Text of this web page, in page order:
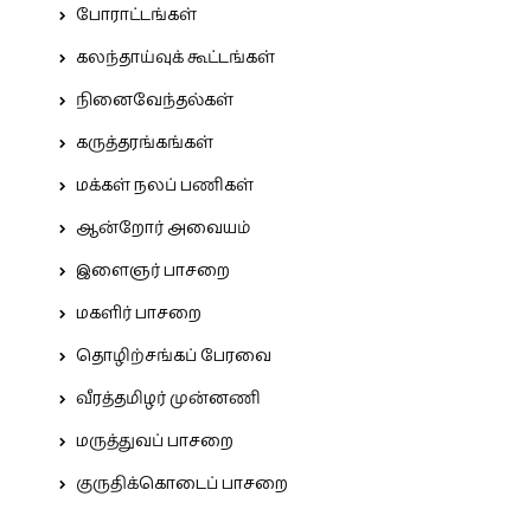
போராட்டங்கள்
கலந்தாய்வுக் கூட்டங்கள்
நினைவேந்தல்கள்
கருத்தரங்கங்கள்
மக்கள் நலப் பணிகள்
ஆன்றோர் அவையம்
இளைஞர் பாசறை
மகளிர் பாசறை
தொழிற்சங்கப் பேரவை
வீரத்தமிழர் முன்னணி
மருத்துவப் பாசறை
குருதிக்கொடைப் பாசறை